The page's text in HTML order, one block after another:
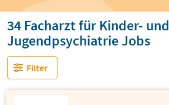
34 Facharzt für Kinder- und
Jugendpsychiatrie Jobs
Filter